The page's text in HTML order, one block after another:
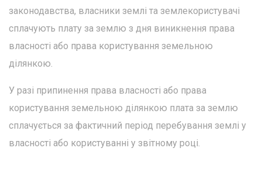
законодавства, власники землі та землекористувачі
сплачують плату за землю з дня виникнення права
власності або права користування земельною
ділянкою.
У разі припинення права власності або права
користування земельною ділянкою плата за землю
сплачується за фактичний період перебування землі у
власності або користуванні у звітному році.